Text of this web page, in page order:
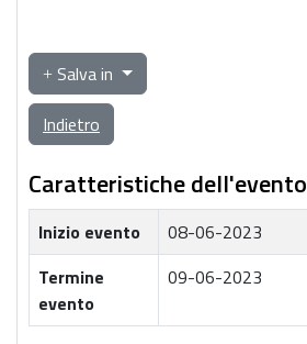
Salva in
Indietro
Caratteristiche dell'evento
Inizio evento
08-06-2023
Termine
evento
09-06-2023